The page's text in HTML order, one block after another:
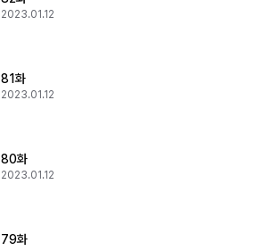
2023.01.12
81화
2023.01.12
80화
2023.01.12
79화